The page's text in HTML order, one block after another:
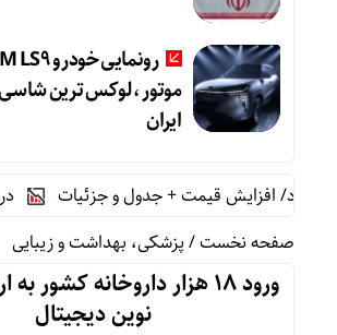
ایران
صفحه نخست/پزشکی، بهداشت و زیبایی
ورود ۱۸ هزار داروخانه کشور
نوین دیجیتال